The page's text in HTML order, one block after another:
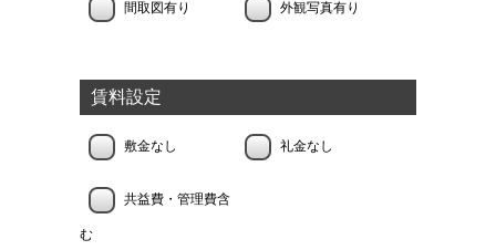
間取図有り 外観写真有り
賃料設定
敷金なし 礼金なし
共益費・管理費含
む